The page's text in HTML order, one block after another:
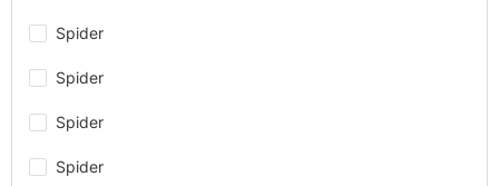
Spider
Spider
Spider
Spider